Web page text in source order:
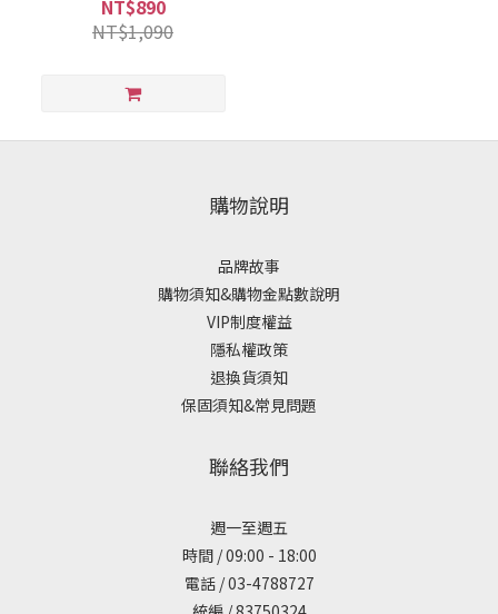
NT$890
NT$1,090
購物說明
品牌故事
購物須知&購物金點數說明
VIP制度權益
隱私權政策
退換貨須知
保固須知&常見問題
聯絡我們
週一至週五
時間 / 09:00 - 18:00
電話 / 03-4788727